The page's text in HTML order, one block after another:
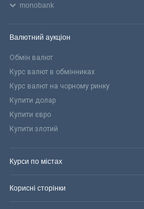
monobank
Валютний аукціон
Обмін валют
Курс валют в обмінниках
Курс валют на чорному ринку
Купити долар
Купити євро
Купити злотий
Курси по містах
Корисні сторінки